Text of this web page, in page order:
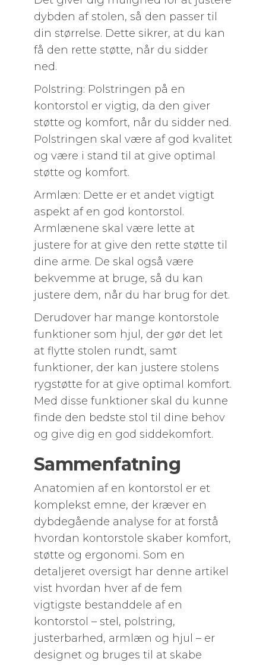
dybden af stolen, så den passer til
din størrelse. Dette sikrer, at du kan
få den rette støtte, når du sidder
ned.
Polstring: Polstringen på en
kontorstol er vigtig, da den giver
støtte og komfort, når du sidder ned.
Polstringen skal være af god kvalitet
og være i stand til at give optimal
støtte og komfort.
Armlæn: Dette er et andet vigtigt
aspekt af en god kontorstol.
Armlænene skal være lette at
justere for at give den rette støtte til
dine arme. De skal også være
bekvemme at bruge, så du kan
justere dem, når du har brug for det.
Derudover har mange kontorstole
funktioner som hjul, der gør det let
at flytte stolen rundt, samt
funktioner, der kan justere stolens
rygstøtte for at give optimal komfort.
Med disse funktioner skal du kunne
finde den bedste stol til dine behov
og give dig en god siddekomfort.
Sammenfatning
Anatomien af en kontorstol er et
komplekst emne, der kræver en
dybdegående analyse for at forstå
hvordan kontorstole skaber komfort,
støtte og ergonomi. Som en
detaljeret oversigt har denne artikel
vist hvordan hver af de fem
vigtigste bestanddele af en
kontorstol – stel, polstring,
justerbarhed, armlæn og hjul – er
designet og bruges til at skabe